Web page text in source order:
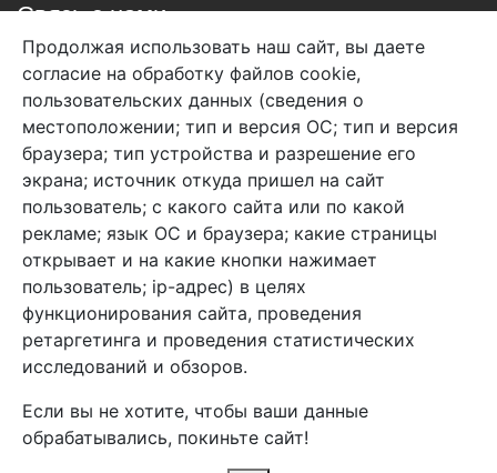
Связь с нами
+7 (495) 933-38-08
info@arben-textile.ru- оптовые продажи
Арбен текстиль г. Щелково, пер.
1-й Советский д.25, владение 2.
Мы в соц. сетях
Продолжая использовать наш сайт, вы даете
согласие на обработку файлов cookie,
пользовательских данных (сведения о
местоположении; тип и версия ОС; тип и версия
браузера; тип устройства и разрешение его
экрана; источник откуда пришел на сайт
пользователь; с какого сайта или по какой
рекламе; язык ОС и браузера; какие страницы
открывает и на какие кнопки нажимает
пользователь; ip-адрес) в целях
функционирования сайта, проведения
ретаргетинга и проведения статистических
исследований и обзоров.
Если вы не хотите, чтобы ваши данные
обрабатывались, покиньте сайт!